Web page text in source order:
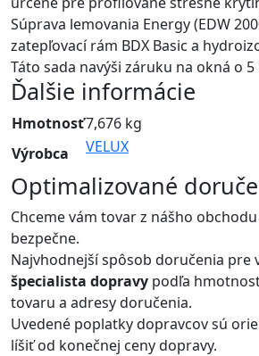
Súprava lemovania Energy (EDW
zatepľovací rám BDX Basic a
Táto sada navýši záruku na okná o
Ďalšie informácie
Hmotnosť7,676 kg
Výrobca
VELUX
Optimalizované
Chceme vám tovar z nášho
bezpečne.
Najvhodnejší spôsob doručenia pre
špecialista dopravy podľa
tovaru a adresy doručenia.
Uvedené poplatky dopravcov sú
líšiť od konečnej ceny dopravy.